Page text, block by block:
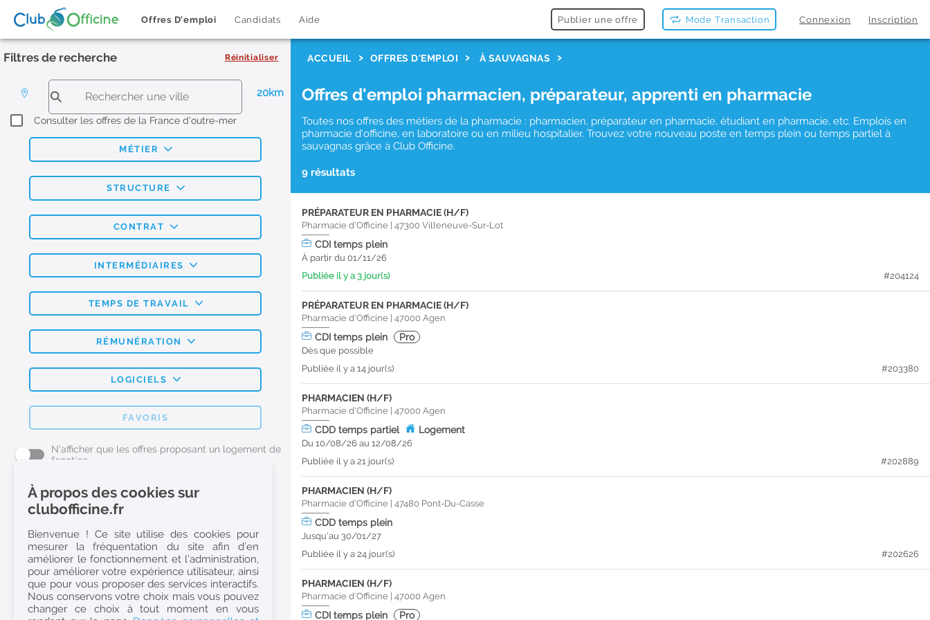
Offres D'emploi Candidats Aide Publier une offre Mode Transaction Connexion Inscription
Filtres de recherche Réinitialiser
20km
Consulter les offres de la France d'outre-mer
MÉTIER
STRUCTURE
CONTRAT
INTERMÉDIAIRES
TEMPS DE TRAVAIL
RÉMUNÉRATION
LOGICIELS
FAVORIS
N'afficher que les offres proposant un logement de
fonction
L'emploi Pharmacie par métier
Pharmacien (H/F)
Préparateur en Pharmacie (H/F)
Etudiant en Pharmacie (H/F)
Etudiant en Pharmacie 6e année validée (H/F)
Conseiller Dermo Cosmetique - Esthéticienne (H/F)
ACCUEIL OFFRES D'EMPLOI À SAUVAGNAS
Offres d'emploi pharmacien, préparateur, apprenti en pharmacie
Toutes nos offres des métiers de la pharmacie : pharmacien, préparateur en pharmacie, étudiant en pharmacie, etc. Emplois en
pharmacie d'officine, en laboratoire ou en milieu hospitalier. Trouvez votre nouveau poste en temps plein ou temps partiel à
sauvagnas grâce à Club Officine.
9 résultats
PRÉPARATEUR EN PHARMACIE (H/F)
Pharmacie d'Officine |47300Villeneuve-Sur-Lot
CDItemps plein
À partir du 01/11/26
Publiée il y a 3 jour(s)
#204124
PRÉPARATEUR EN PHARMACIE (H/F)
Pharmacie d'Officine |47000Agen
CDItemps plein Pro
Dès que possible
Publiée il y a 14 jour(s)
#203380
PHARMACIEN (H/F)
Pharmacie d'Officine |47000Agen
CDDtemps partiel Logement
Du 10/08/26 au 12/08/26
Publiée il y a 21 jour(s)
#202889
PHARMACIEN (H/F)
Pharmacie d'Officine |47480 Pont-Du-Casse
CDDtemps plein
Jusqu'au 30/01/27
Publiée il y a 24 jour(s)
#202626
PHARMACIEN (H/F)
Pharmacie d'Officine |47000Agen
CDItemps plein Pro
À propos des cookies sur
clubofficine.fr
Bienvenue ! Ce site utilise des cookies pour
mesurer la fréquentation du site afin d’en
améliorer le fonctionnement et l’administration,
pour améliorer votre expérience utilisateur, ainsi
que pour vous proposer des services interactifs.
Nous conservons votre choix mais vous pouvez
changer ce choix à tout moment en vous